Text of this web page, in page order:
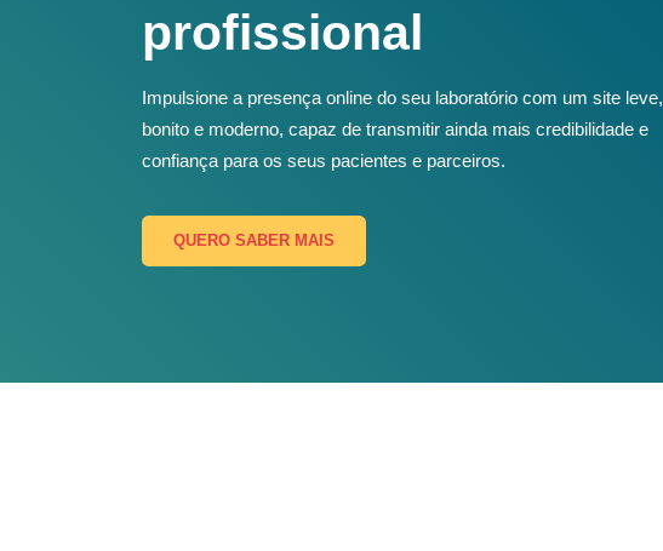
profissional
Impulsione a presença online do seu laboratório com um site leve,
bonito e moderno, capaz de transmitir ainda mais credibilidade e
confiança para os seus pacientes e parceiros.
QUERO SABER MAIS